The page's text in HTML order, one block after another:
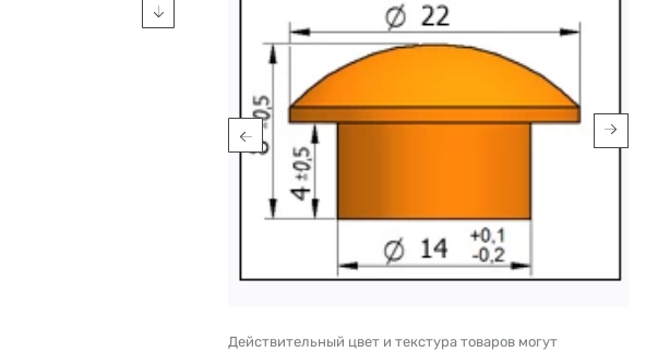
Действительный цвет и текстура товаров могут